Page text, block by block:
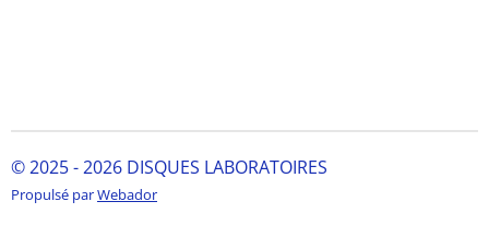
© 2025 - 2026 DISQUES LABORATOIRES
Propulsé parWebador